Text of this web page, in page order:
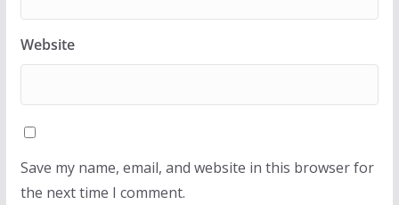
Website
Save my name, email, and website in this browser for
the next time I comment.